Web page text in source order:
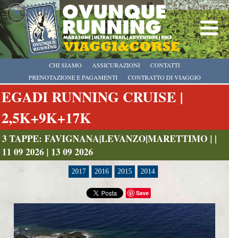
CHI SIAMO
PRENOTAZIONE E PAGAMENTI
CONTRATTO DI VIAGGIO
ASSICURAZIONI CONTATTI
EGADI RUNNING CRUISE |
2,5K+9K+17K
3 TAPPE: FAVIGNANA|LEVANZO|MARETTIMO | |
11 09 2026 | 13 09 2026
2017 2016 2015 2014
Save